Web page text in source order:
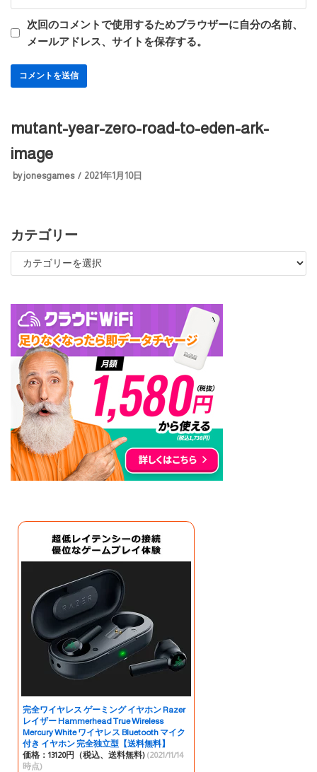
次回のコメントで使用するためブラウザーに自分の名前、
メールアドレス、サイトを保存する。
mutant-year-zero-road-to-eden-ark-
image
byjonesgames 2021年1月10日
カテゴリー
完全ワイヤレス ゲーミング イヤホン Razer
レイザー Hammerhead True Wireless
Mercury White ワイヤレス Bluetooth マイク
付き イヤホン 完全独立型【送料無料】
価格：13120円（税込、送料無料) (2021/11/14
時点)